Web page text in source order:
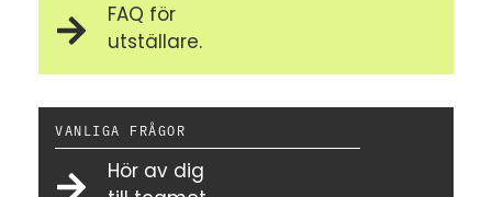
FAQ för
utställare.
VANLIGA FRÅGOR
Hör av dig